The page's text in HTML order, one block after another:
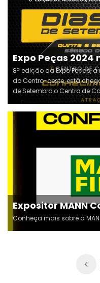
Expo Peças 2024
Convenções de
8ª edição da Expo Peças,
do Centro-oeste, está
de Setembro o Centro de
desse evento incrível, que
nos dias. E o melhor de
1kg de alimento.
Expositor MANN
Conheça mais sobre a